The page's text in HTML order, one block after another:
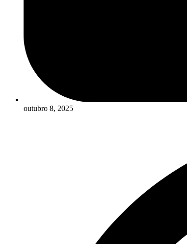
outubro 8, 2025